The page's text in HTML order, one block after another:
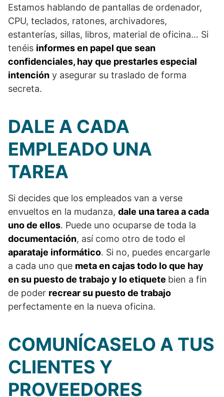
Estamos hablando de pantallas de ordenador,
CPU, teclados, ratones, archivadores,
estanterías, sillas, libros, material de oficina… Si
tenéis informes en papel que sean
confidenciales, hay que prestarles especial
intención y asegurar su traslado de forma
secreta.
DALE A CADA
EMPLEADO UNA
TAREA
Si decides que los empleados van a verse
envueltos en la mudanza, dale una tarea a cada
uno de ellos. Puede uno ocuparse de toda la
documentación, así como otro de todo el
aparataje informático. Si no, puedes encargarle
a cada uno que meta en cajas todo lo que hay
en su puesto de trabajo y lo etiquete bien a fin
de poder recrear su puesto de trabajo
perfectamente en la nueva oficina.
COMUNÍCASELO A TUS
CLIENTES Y
PROVEEDORES